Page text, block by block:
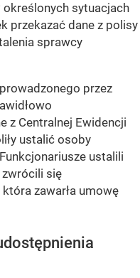
określonych sytuacjach
przekazać dane z polisy
sprawcy
przez
z Centralnej Ewidencji
ustalić osoby
ustalili
zwrócili się
zawarła umowę